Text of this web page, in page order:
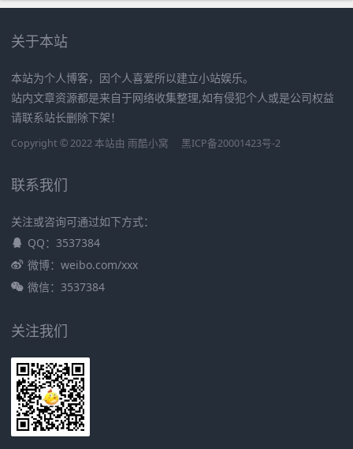
关于本站
本站为个人博客，因个人喜爱所以建立小站娱乐。
站内文章资源都是来自于网络收集整理,如有侵犯个人或是公司权益
请联系站长删除下架！
Copyright © 2022 本站由 雨酷小窝 黑ICP备20001423号-2
联系我们
关注或咨询可通过如下方式：
QQ：3537384
微博：weibo.com/xxx
微信：3537384
关注我们